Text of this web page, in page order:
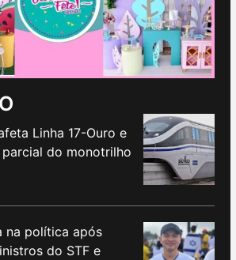
Linha 17-Ouro e
do monotrilho
na política após
do STF e